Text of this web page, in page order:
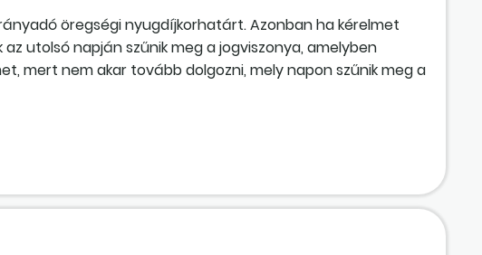
öregségi nyugdíjkorhatárt. Azonban ha kérelmet
utolsó napján szűnik meg a jogviszonya, amelyben
mert nem akar tovább dolgozni, mely napon szűnik meg a